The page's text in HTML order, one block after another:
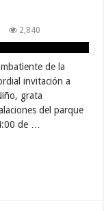
2,840
de la
invitación a
grata
del parque
de …